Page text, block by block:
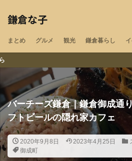
鎌倉な子
まとめ グルメ 観光 鎌倉暮らし
バーチーズ鎌倉｜鎌倉御成通
フトビールの隠れ家カフェ
2020年9月8日 2023年4月25日
御成町
ペット可 湘南エリア 湘
御成町 閉店 材木座
鎌倉 小町通り 腰越
由比ヶ浜 和田塚 子供
テイクアウト 新型コロナウイ
秋